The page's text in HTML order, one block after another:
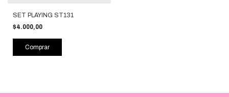
SET PLAYING ST131
$4.000,00
Comprar